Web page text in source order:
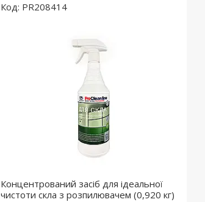
PR208414
Концентрований засіб для ідеальної
чистоти скла з розпилювачем (0,920 кг)